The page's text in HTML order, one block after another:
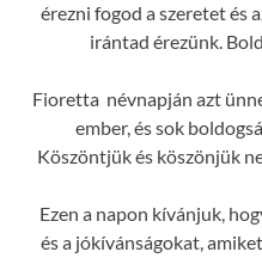
érezni fogod a szeretet és
irántad érezünk.
Fioretta névnapján azt
ember, és sok
Köszöntjük és köszönjük
Ezen a napon kívánjuk,
és a jókívánságokat,